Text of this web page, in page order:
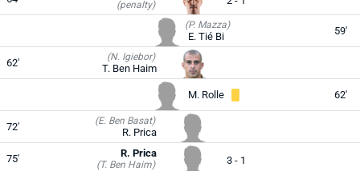
(penalty)
(P. Mazza)
E. Tié Bi 59'
62' (N. Igiebor)
T. Ben Haim
M. Rolle 62'
72' (E. Ben Basat)
R. Prica
75' (T. Ben Haim)
R. Prica
3 - 1